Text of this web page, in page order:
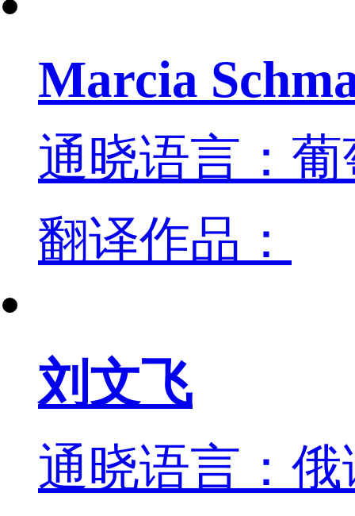
Marcia
通晓语言：
翻译作品：
刘文飞
通晓语言：俄